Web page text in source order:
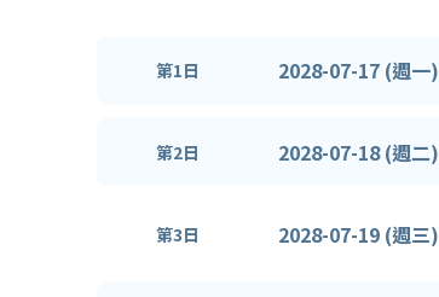
第1日 2028-07-17 (週一)
第2日 2028-07-18 (週二)
第3日 2028-07-19 (週三)